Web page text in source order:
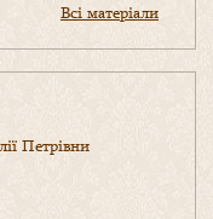
Всі матеріали
Петрівни